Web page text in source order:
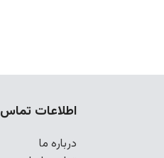
اطلاعات تماس
درباره ما